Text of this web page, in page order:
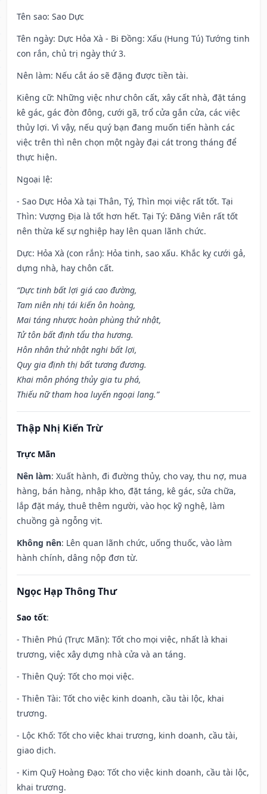
Tên sao: Sao Dực
Tên ngày: Dực Hỏa Xà - Bi Đồng: Xấu (Hung Tú) Tướng tinh
con rắn, chủ trị ngày thứ 3.
Nên làm: Nếu cắt áo sẽ đặng được tiền tài.
Kiêng cữ: Những việc như chôn cất, xây cất nhà, đặt táng
kê gác, gác đòn đông, cưới gã, trổ cửa gắn cửa, các việc
thủy lợi. Vì vậy, nếu quý bạn đang muốn tiến hành các
việc trên thì nên chọn một ngày đại cát trong tháng để
thực hiện.
Ngoại lệ:
- Sao Dực Hỏa Xà tại Thân, Tý, Thìn mọi việc rất tốt. Tại
Thìn: Vượng Địa là tốt hơn hết. Tại Tý: Đăng Viên rất tốt
nên thừa kế sự nghiệp hay lên quan lãnh chức.
Dực: Hỏa Xà (con rắn): Hỏa tinh, sao xấu. Khắc kỵ cưới gả,
dựng nhà, hay chôn cất.
“Dực tinh bất lợi giá cao đường,
Tam niên nhị tái kiến ôn hoàng,
Mai táng nhược hoàn phùng thử nhật,
Tử tôn bất định tẩu tha hương.
Hôn nhân thử nhật nghi bất lợi,
Quy gia định thị bất tương đương.
Khai môn phóng thủy gia tu phá,
Thiếu nữ tham hoa luyến ngoại lang.”
Thập Nhị Kiến Trừ
Trực Mãn
Nên làm: Xuất hành, đi đường thủy, cho vay, thu nợ, mua
hàng, bán hàng, nhập kho, đặt táng, kê gác, sửa chữa,
lắp đặt máy, thuê thêm người, vào học kỹ nghệ, làm
chuồng gà ngỗng vịt.
Không nên: Lên quan lãnh chức, uống thuốc, vào làm
hành chính, dâng nộp đơn từ.
Ngọc Hạp Thông Thư
Sao tốt:
- Thiên Phú (Trực Mãn): Tốt cho mọi việc, nhất là khai
trương, việc xây dựng nhà cửa và an táng.
- Thiên Quý: Tốt cho mọi việc.
- Thiên Tài: Tốt cho việc kinh doanh, cầu tài lộc, khai
trương.
- Lộc Khố: Tốt cho việc khai trương, kinh doanh, cầu tài,
giao dịch.
- Kim Quỹ Hoàng Đạo: Tốt cho việc kinh doanh, cầu tài lộc,
khai trương.